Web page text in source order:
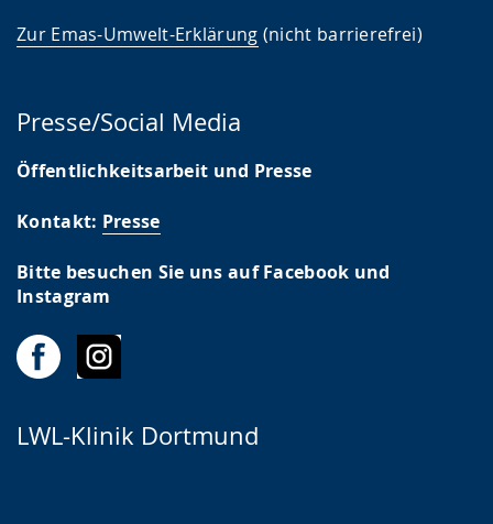
Zur Emas-Umwelt-Erklärung (nicht barrierefrei)
Presse/Social Media
Öffentlichkeitsarbeit und Presse
Kontakt: Presse
Bitte besuchen Sie uns auf Facebook und
Instagram
LWL-Klinik Dortmund